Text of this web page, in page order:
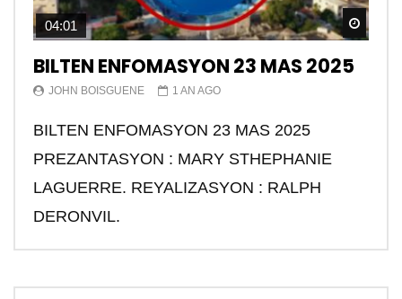
04:01
BILTEN ENFOMASYON 23 MAS 2025
JOHN BOISGUENE 1 AN AGO
BILTEN ENFOMASYON 23 MAS 2025
PREZANTASYON : MARY STHEPHANIE
LAGUERRE. REYALIZASYON : RALPH
DERONVIL.